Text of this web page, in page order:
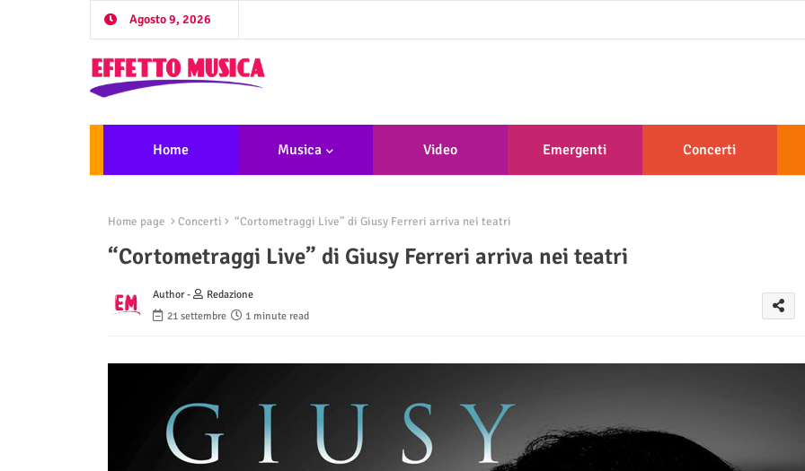
Agosto 9, 2026
Home Musica Video Emergenti Concerti
Home page Concerti “Cortometraggi Live” di Giusy Ferreri arriva nei teatri
“Cortometraggi Live” di Giusy Ferreri arriva nei teatri
Author -
Redazione
21 settembre
1 minute read